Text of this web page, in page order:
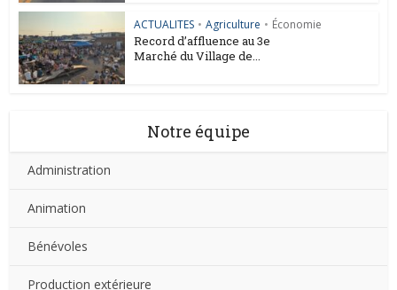
ACTUALITES • Agriculture • Économie
Record d’affluence au 3e
Marché du Village de...
Notre équipe
Administration
Animation
Bénévoles
Production extérieure